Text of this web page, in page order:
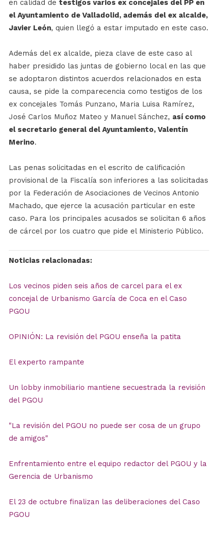
en calidad de testigos varios ex concejales del PP en
el Ayuntamiento de Valladolid, además del ex alcalde,
Javier León, quien llegó a estar imputado en este caso.
Además del ex alcalde, pieza clave de este caso al
haber presidido las juntas de gobierno local en las que
se adoptaron distintos acuerdos relacionados en esta
causa, se pide la comparecencia como testigos de los
ex concejales Tomás Punzano, Maria Luisa Ramírez,
José Carlos Muñoz Mateo y Manuel Sánchez, así como
el secretario general del Ayuntamiento, Valentín
Merino.
Las penas solicitadas en el escrito de calificación
provisional de la Fiscalía son inferiores a las solicitadas
por la Federación de Asociaciones de Vecinos Antonio
Machado, que ejerce la acusación particular en este
caso. Para los principales acusados se solicitan 6 años
de cárcel por los cuatro que pide el Ministerio Público.
Noticias relacionadas:
Los vecinos piden seis años de carcel para el ex
concejal de Urbanismo García de Coca en el Caso
PGOU
OPINIÓN: La revisión del PGOU enseña la patita
El experto rampante
Un lobby inmobiliario mantiene secuestrada la revisión
del PGOU
"La revisión del PGOU no puede ser cosa de un grupo
de amigos"
Enfrentamiento entre el equipo redactor del PGOU y la
Gerencia de Urbanismo
El 23 de octubre finalizan las deliberaciones del Caso
PGOU